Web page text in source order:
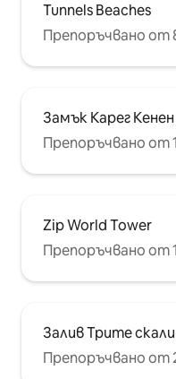
Tunnels Beaches
Препоръчвано от
Замък Карег Кенен
Препоръчвано от
Zip World Tower
Препоръчвано от
Залив Трите скали
Препоръчвано от